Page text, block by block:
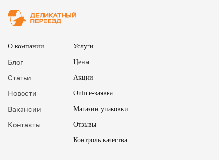
О компании
Блог
Статьи
Новости
Вакансии
Контакты
Услуги
Цены
Акции
Online-заявка
Магазин упаковки
Отзывы
Контроль качества